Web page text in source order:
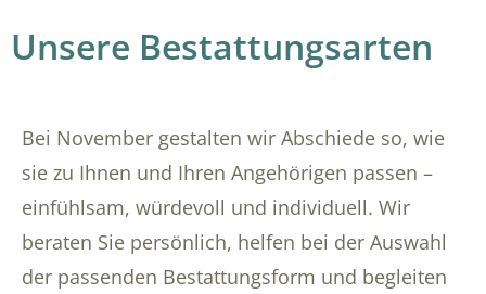
Unsere Bestattungsarten
Bei November gestalten wir Abschiede so, wie
sie zu Ihnen und Ihren Angehörigen passen –
einfühlsam, würdevoll und individuell. Wir
beraten Sie persönlich, helfen bei der Auswahl
der passenden Bestattungsform und begleiten